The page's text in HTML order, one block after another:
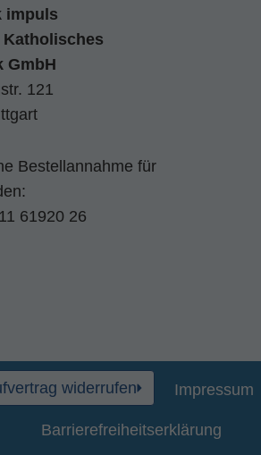
impuls
Katholisches
GmbH
121
Bestellannahme für
61920 26
widerrufen Impressum
Barrierefreiheitserklärung